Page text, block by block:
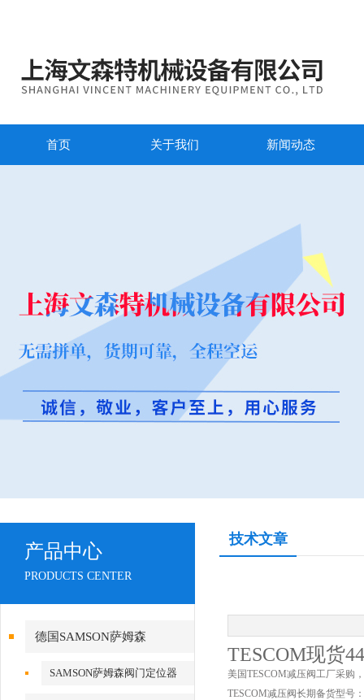
首页 关于我们 新闻动态
产品中心
PRODUCTS CENTER
德国SAMSON萨姆森
SAMSON萨姆森阀门定位器
技术文章
TESCOM现货
美国TESCOM减压阀工厂采购
TESCOM减压阀长期备货型号：